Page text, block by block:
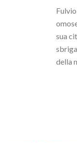
sua
della